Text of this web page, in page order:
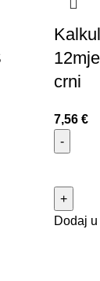
crni
7,56 €
Dodaj